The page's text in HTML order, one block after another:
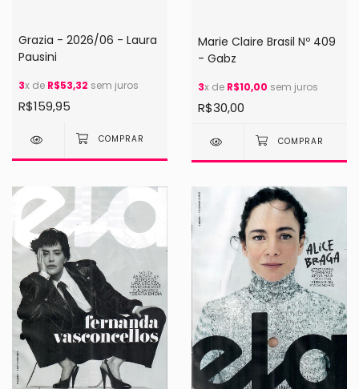
Grazia - 2026/06 - Laura
Pausini
3x de R$53,32 sem juros
R$159,95
Marie Claire Brasil Nº 409
- Gabz
3x de R$10,00 sem juros
R$30,00